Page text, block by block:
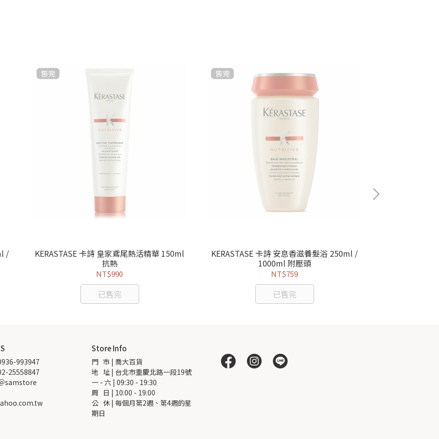
/
KERASTASE 卡詩 皇家鳶尾熱活精華 150ml
抗熱
NT$990
已售完
KERASTASE 卡詩 安息香滋養髮浴 250ml /
1000ml 附壓頭
NT$759
已售完
993947
25558847
samstore
Store Info
門   市 | 喬大百貨
地   址 | 台北市重慶北路一段19號
一 - 六 | 09:30 - 19:30
周   日 | 10:00 - 19:00
公   休 | 每個月第2週、第4週的星
期日